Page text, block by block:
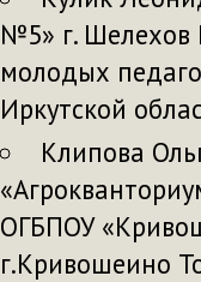
№5» г. Шелехов
молодых
Иркутской
Клипова
ОГБПОУ
г.Кривошеино